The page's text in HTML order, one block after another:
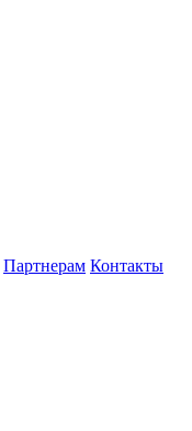
Партнерам Контакты